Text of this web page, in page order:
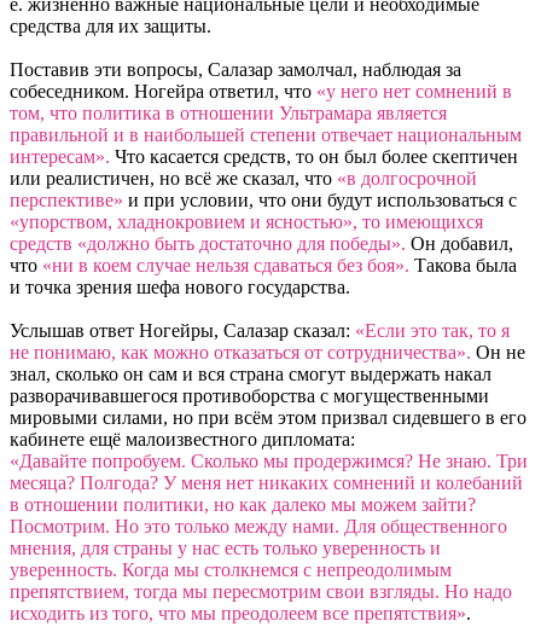
средства для их защиты.
Поставив эти вопросы, Салазар замолчал, наблюдая за
собеседником. Ногейра ответил, что «у него нет сомнений в
том, что политика в отношении Ультрамара является
правильной и в наибольшей степени отвечает национальным
интересам». Что касается средств, то он был более скептичен
или реалистичен, но всё же сказал, что «в долгосрочной
перспективе» и при условии, что они будут использоваться с
«упорством, хладнокровием и ясностью», то имеющихся
средств «должно быть достаточно для победы». Он добавил,
что «ни в коем случае нельзя сдаваться без боя». Такова была
и точка зрения шефа нового государства.
Услышав ответ Ногейры, Салазар сказал: «Если это так, то я
не понимаю, как можно отказаться от сотрудничества». Он не
знал, сколько он сам и вся страна смогут выдержать накал
разворачивавшегося противоборства с могущественными
мировыми силами, но при всём этом призвал сидевшего в его
кабинете ещё малоизвестного дипломата:
«Давайте попробуем. Сколько мы продержимся? Не знаю. Три
месяца? Полгода? У меня нет никаких сомнений и колебаний
в отношении политики, но как далеко мы можем зайти?
Посмотрим. Но это только между нами. Для общественного
мнения, для страны у нас есть только уверенность и
уверенность. Когда мы столкнемся с непреодолимым
препятствием, тогда мы пересмотрим свои взгляды. Но надо
исходить из того, что мы преодолеем все препятствия».